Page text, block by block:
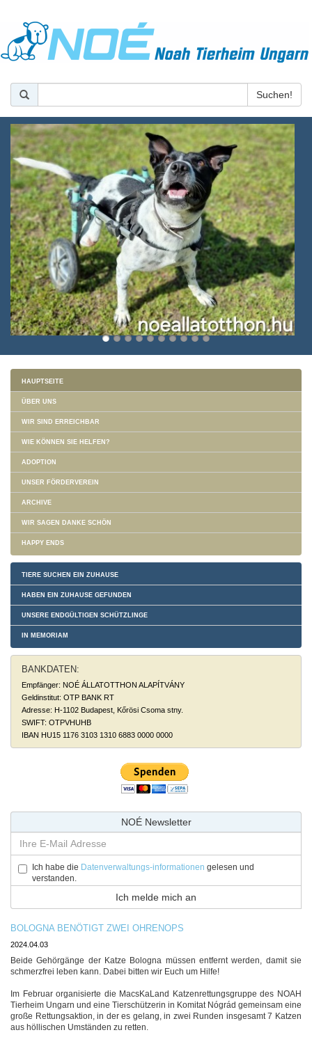
HAUPTSEITE
ÜBER UNS
WIR SIND ERREICHBAR
WIE KÖNNEN SIE HELFEN?
ADOPTION
UNSER FÖRDERVEREIN
ARCHIVE
WIR SAGEN DANKE SCHÖN
HAPPY ENDS
TIERE SUCHEN EIN ZUHAUSE
HABEN EIN ZUHAUSE GEFUNDEN
UNSERE ENDGÜLTIGEN SCHÜTZLINGE
IN MEMORIAM
BANKDATEN:
Empfänger: NOÉ ÁLLATOTTHON ALAPÍTVÁNY
Geldinstitut: OTP BANK RT
Adresse: H-1102 Budapest, Kőrösi Csoma stny.
SWIFT: OTPVHUHB
IBAN HU15 1176 3103 1310 6883 0000 0000
NOÉ Newsletter
Ich habe die Datenverwaltungs-informationen gelesen und
verstanden.
BOLOGNA BENÖTIGT ZWEI OHRENOPS
2024.04.03
Beide Gehörgänge der Katze Bologna müssen entfernt werden, damit sie
schmerzfrei leben kann. Dabei bitten wir Euch um Hilfe!
Im Februar organisierte die MacsKaLand Katzenrettungsgruppe des NOAH
Tierheim Ungarn und eine Tierschützerin in Komitat Nógrád gemeinsam eine
große Rettungsaktion, in der es gelang, in zwei Runden insgesamt 7 Katzen
aus höllischen Umständen zu retten.